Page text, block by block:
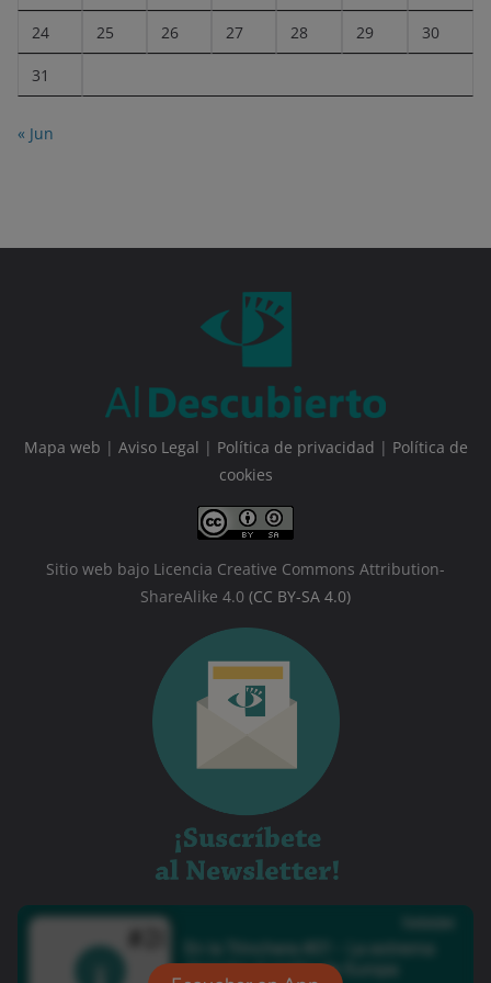
24 25 26 27 28 29 30
31
« Jun
Mapa web | Aviso Legal | Política de privacidad | Política de
cookies
Sitio web bajo Licencia Creative Commons Attribution-
ShareAlike 4.0 (CC BY-SA 4.0)